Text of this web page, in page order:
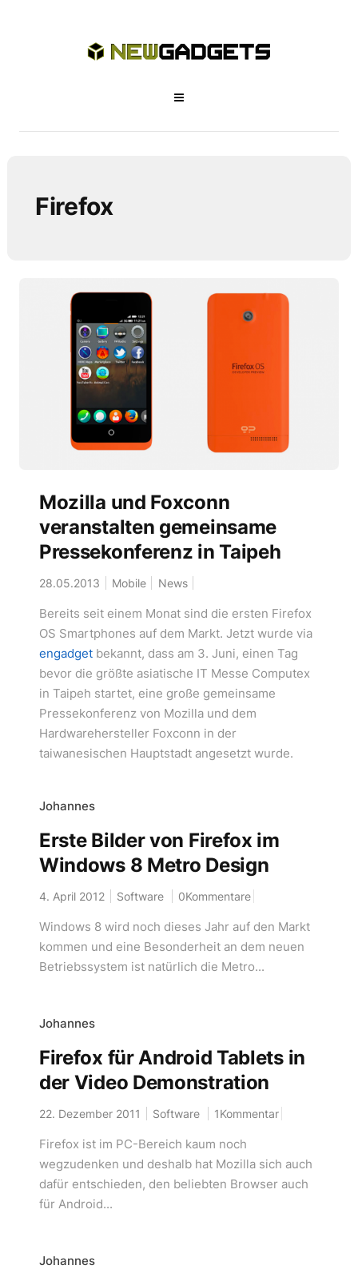
Firefox
Mozilla und Foxconn
veranstalten gemeinsame
Pressekonferenz in Taipeh
28.05.2013 Mobile News
Bereits seit einem Monat sind die ersten Firefox
OS Smartphones auf dem Markt. Jetzt wurde via
engadgetbekannt, dass am 3. Juni, einen Tag
bevor die größte asiatische IT Messe Computex
in Taipeh startet, eine große gemeinsame
Pressekonferenz von Mozilla und dem
Hardwarehersteller Foxconn in der
taiwanesischen Hauptstadt angesetzt wurde.
Johannes
Erste Bilder von Firefox im
Windows 8 Metro Design
4. April 2012 Software 0Kommentare
Windows 8 wird noch dieses Jahr auf den Markt
kommen und eine Besonderheit an dem neuen
Betriebssystem ist natürlich die Metro...
Johannes
Firefox für Android Tablets in
der Video Demonstration
22. Dezember 2011 Software 1Kommentar
Firefox ist im PC-Bereich kaum noch
wegzudenken und deshalb hat Mozilla sich auch
dafür entschieden, den beliebten Browser auch
für Android...
Johannes